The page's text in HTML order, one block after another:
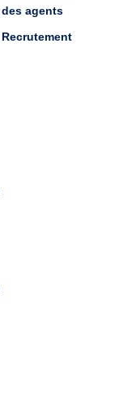
des agents
Recrutement